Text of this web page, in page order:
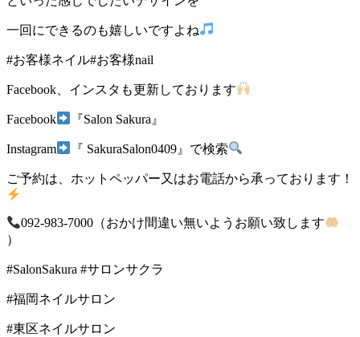
一回にできるのも嬉しいですよね
#お客様ネイル#お客様nail
Facebook 、インスタも更新しております
Facebook 『Salon Sakura 』
Instagram 『 SakuraSalon0409 』で検索
ご予約は、ホットペッパー又はお電話から承っております！
092-983-7000 （おかけ間違い無いようお願い致します
）
#SalonSakura #サロンサクラ
#福岡ネイルサロン
#東区ネイルサロン